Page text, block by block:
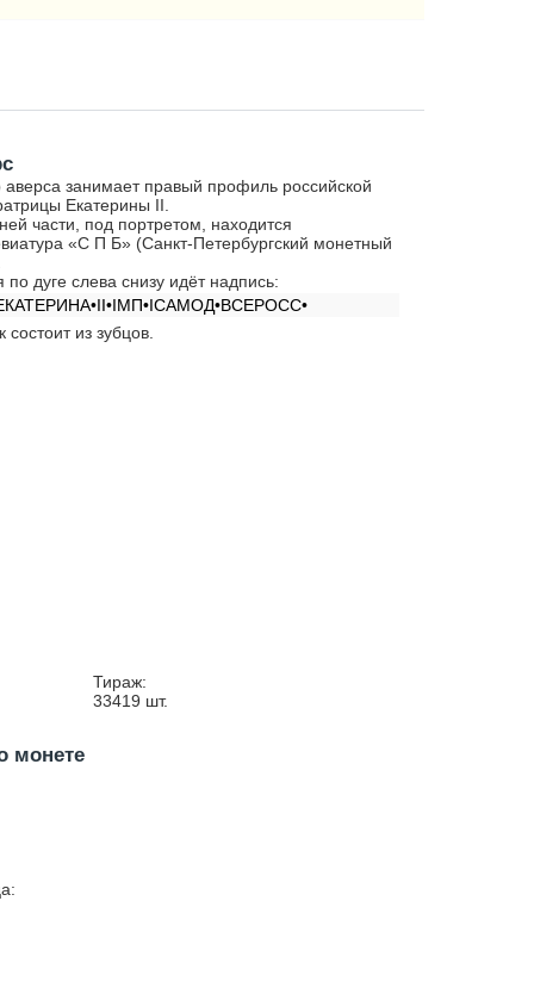
аверса занимает правый профиль российской
Екатерины II.
части, под портретом, находится
«С П Б» (Санкт-Петербургский монетный
по дуге слева снизу идёт надпись:
состоит из зубцов.
Тираж:
33419 шт.
монете